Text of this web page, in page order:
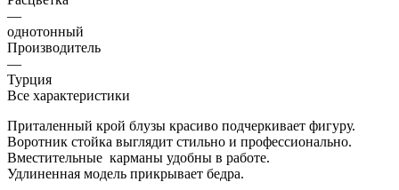
—
однотонный
Производитель
—
Турция
Все характеристики
Приталенный крой блузы красиво подчеркивает фигуру.
Воротник стойка выглядит стильно и профессионально.
Вместительные карманы удобны в работе.
Удлиненная модель прикрывает бедра.